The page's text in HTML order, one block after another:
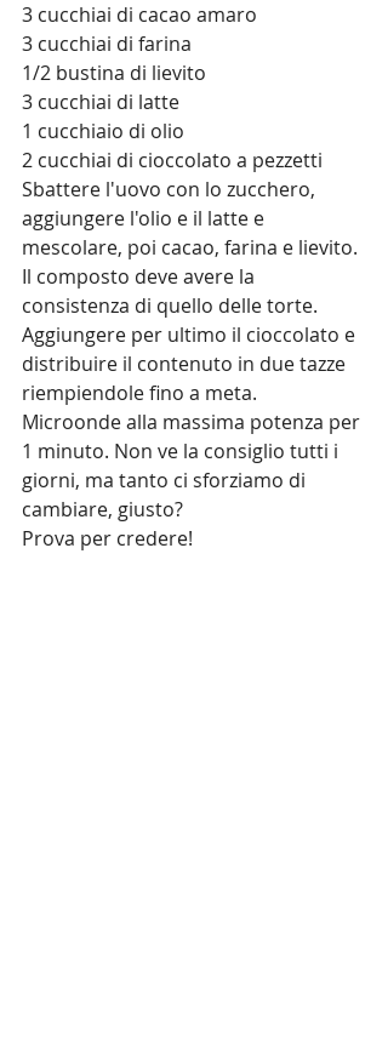
3 cucchiai di cacao amaro
3 cucchiai di farina
1/2 bustina di lievito
3 cucchiai di latte
1 cucchiaio di olio
2 cucchiai di cioccolato a pezzetti
Sbattere l'uovo con lo zucchero,
aggiungere l'olio e il latte e
mescolare, poi cacao, farina e lievito.
Il composto deve avere la
consistenza di quello delle torte.
Aggiungere per ultimo il cioccolato e
distribuire il contenuto in due tazze
riempiendole fino a meta.
Microonde alla massima potenza per
1 minuto. Non ve la consiglio tutti i
giorni, ma tanto ci sforziamo di
cambiare, giusto?
Prova per credere!